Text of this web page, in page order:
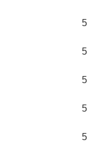
5
5
5
5
5